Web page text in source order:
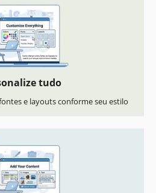
tudo
e layouts conforme seu estilo